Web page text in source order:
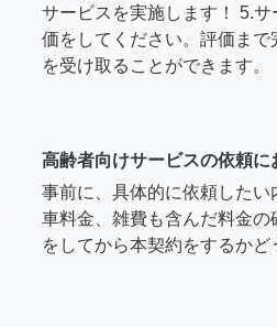
サービスを実施します！ 5.
価をしてください。評価ま
を受け取ることができます。
高齢者向けサービスの依頼に
事前に、具体的に依頼した
車料金、雑費も含んだ料金
をしてから本契約をするかど